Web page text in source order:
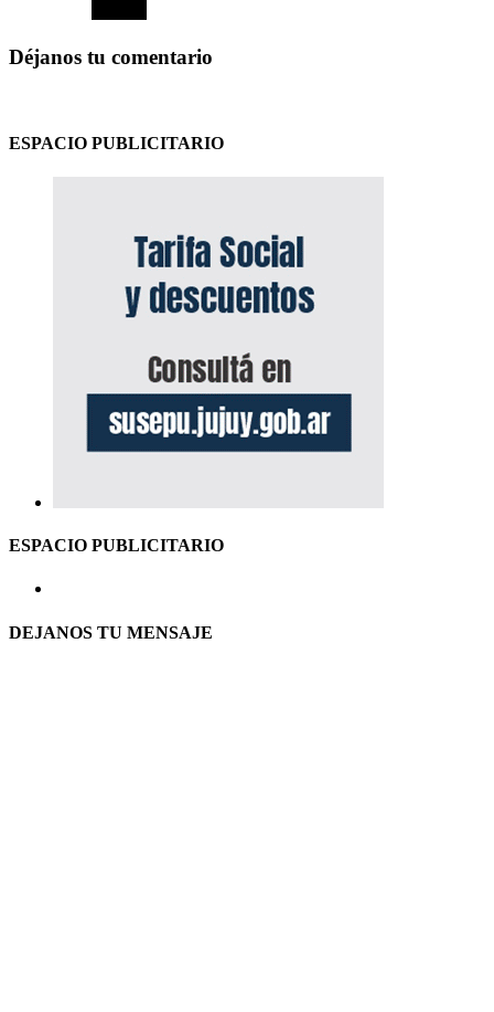
Déjanos tu comentario
ESPACIO PUBLICITARIO
ESPACIO PUBLICITARIO
DEJANOS TU MENSAJE